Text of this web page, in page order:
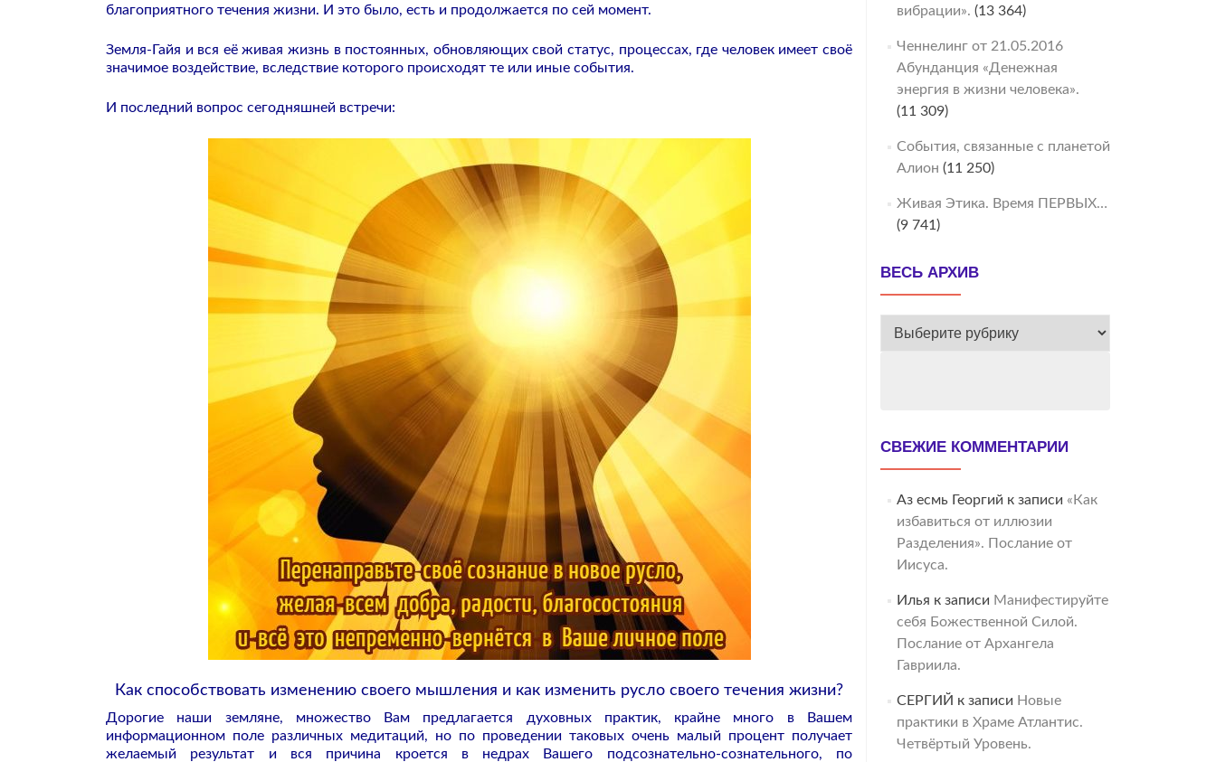
благоприятного течения жизни. И это было, есть и продолжается по сей момент.
Земля-Гайя и вся её живая жизнь в постоянных, обновляющих свой статус, процессах, где человек имеет своё
значимое воздействие, вследствие которого происходят те или иные события.
И последний вопрос сегодняшней встречи:
Как способствовать изменению своего мышления и как изменить русло своего течения жизни?
Дорогие наши земляне, множество Вам предлагается духовных практик, крайне много в Вашем
информационном поле различных медитаций, но по проведении таковых очень малый процент получает
желаемый результат и вся причина кроется в недрах Вашего подсознательно-сознательного, по
вибрации». (13 364)
Ченнелинг от 21.05.2016
Абунданция «Денежная
энергия в жизни человека».
(11 309)
События, связанные с планетой
Алион (11 250)
Живая Этика. Время ПЕРВЫХ…
(9 741)
ВЕСЬ АРХИВ
ВЕСЬ
СВЕЖИЕ КОММЕНТАРИИ
Аз есмь Георгий к записи «Как
избавиться от иллюзии
Разделения». Послание от
Иисуса.
Илья к записи Манифестируйте
себя Божественной Силой.
Послание от Архангела
Гавриила.
СЕРГИЙ к записи Новые
практики в Храме Атлантис.
Четвёртый Уровень.